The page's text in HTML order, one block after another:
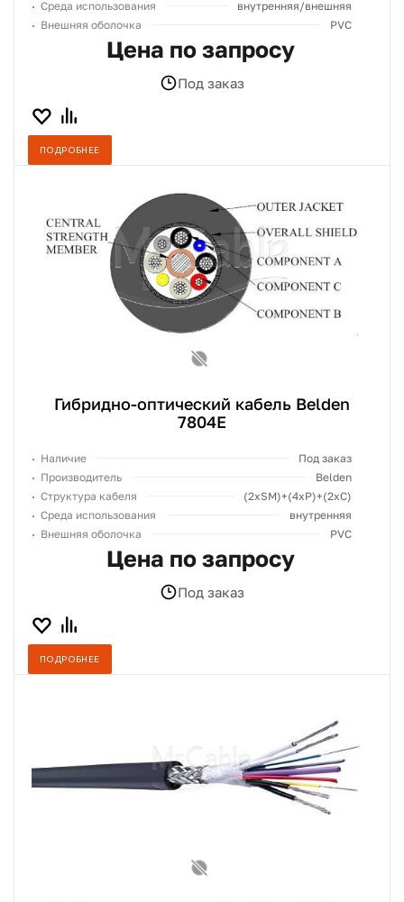
Среда использования
внутренняя/внешняя
Внешняя оболочка
PVC
Цена по запросу
Под заказ
ПОДРОБНЕЕ
Гибридно-оптический кабель Belden
7804E
Наличие
Под заказ
Производитель
Belden
Структура кабеля
(2хSM)+(4xP)+(2xC)
Среда использования
внутренняя
Внешняя оболочка
PVC
Цена по запросу
Под заказ
ПОДРОБНЕЕ